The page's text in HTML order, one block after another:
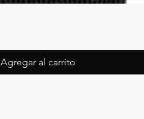
Agregar al carrito